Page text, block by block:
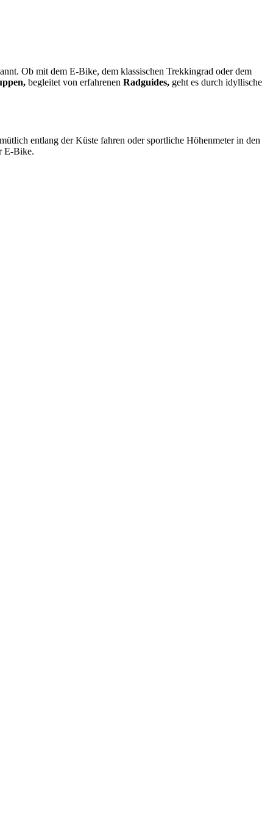
Ob mit dem E-Bike, dem klassischen Trekkingrad oder dem
begleitet von erfahrenen Radguides, geht es durch idyllische
entlang der Küste fahren oder sportliche Höhenmeter in den
E-Bike.